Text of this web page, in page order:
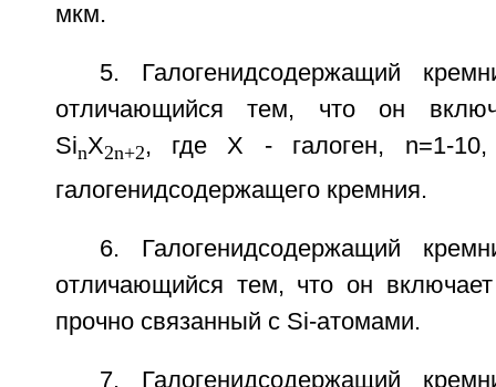
мкм.
5. Галогенидсодержащий
отличающийся тем, что он
SinX2n+2, где Х - галоген, n=1-10,
галогенидсодержащего кремния.
6. Галогенидсодержащий
отличающийся тем, что он включает
прочно связанный с Si-атомами.
7. Галогенидсодержащий